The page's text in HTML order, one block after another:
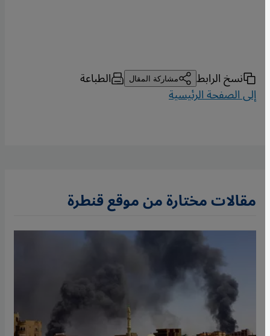
نسخ الرابط مشاركة المقال الطباعة
إلى الصفحة الرئيسية
مقالات مختارة من موقع قنطرة